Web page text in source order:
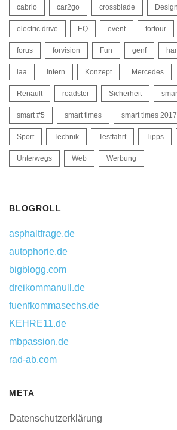
cabrio car2go crossblade Design
electric drive EQ event forfour
forus forvision Fun genf
iaa Intern Konzept Mercedes
Renault roadster Sicherheit
smart #5 smart times smart times 2017
Sport Technik Testfahrt Tipps
Unterwegs Web Werbung
BLOGROLL
asphaltfrage.de
autophorie.de
bigblogg.com
dreikommanull.de
fuenfkommasechs.de
KEHRE11.de
mbpassion.de
rad-ab.com
META
Datenschutzerklärung